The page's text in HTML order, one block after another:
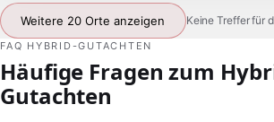
Weitere 20 Orte anzeigen Keine Treffer für
FAQ HYBRID-GUTACHTEN
Häufige Fragen zum
Gutachten